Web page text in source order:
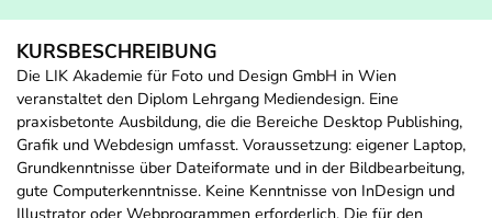
KURSBESCHREIBUNG
Die LIK Akademie für Foto und Design GmbH in Wien
veranstaltet den Diplom Lehrgang Mediendesign. Eine
praxisbetonte Ausbildung, die die Bereiche Desktop Publishing,
Grafik und Webdesign umfasst. Voraussetzung: eigener Laptop,
Grundkenntnisse über Dateiformate und in der Bildbearbeitung,
gute Computerkenntnisse. Keine Kenntnisse von InDesign und